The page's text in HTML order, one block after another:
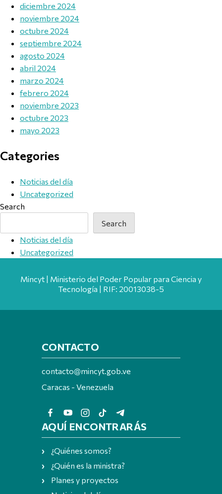
diciembre 2024
noviembre 2024
octubre 2024
septiembre 2024
agosto 2024
abril 2024
marzo 2024
febrero 2024
noviembre 2023
octubre 2023
mayo 2023
Categories
Noticias del día
Uncategorized
Search
Search
Noticias del día
Uncategorized
Mincyt | Ministerio del Poder Popular para Ciencia y
Tecnología | RIF: 20013038-5
CONTACTO
contacto@mincyt.gob.ve
Caracas - Venezuela
AQUÍ ENCONTRARÁS
¿Quiénes somos?
¿Quién es la ministra?
Planes y proyectos